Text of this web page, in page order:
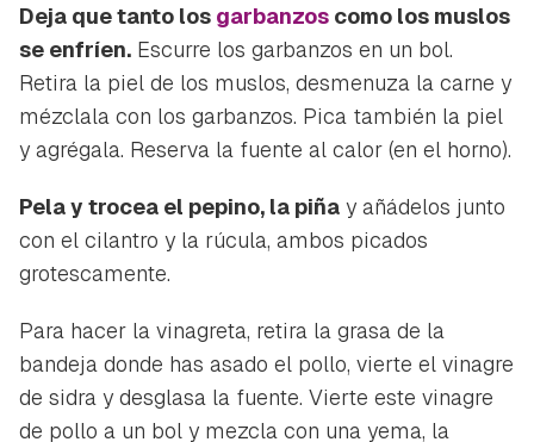
Deja que tanto los garbanzos como los muslos
se enfríen. Escurre los garbanzos en un bol.
Retira la piel de los muslos, desmenuza la carne y
mézclala con los garbanzos. Pica también la piel
y agrégala. Reserva la fuente al calor (en el horno).
Pela y trocea el pepino, la piña y añádelos junto
con el cilantro y la rúcula, ambos picados
grotescamente.
Para hacer la vinagreta, retira la grasa de la
bandeja donde has asado el pollo, vierte el vinagre
de sidra y desglasa la fuente. Vierte este vinagre
de pollo a un bol y mezcla con una yema, la